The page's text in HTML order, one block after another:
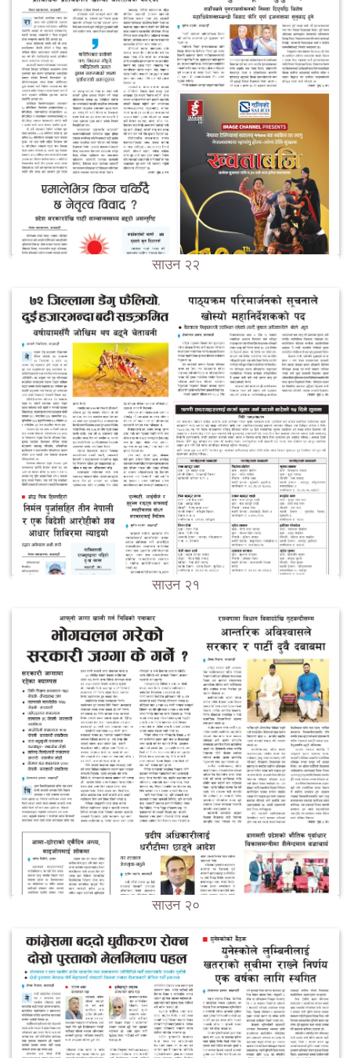
साउन २२
साउन २१
साउन २०